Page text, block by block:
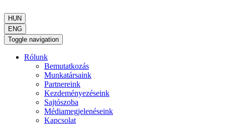
HUN
ENG
Toggle navigation
Rólunk
Bemutatkozás
Munkatársaink
Partnereink
Kezdeményezéseink
Sajtószoba
Médiamegjelenéseink
Kapcsolat